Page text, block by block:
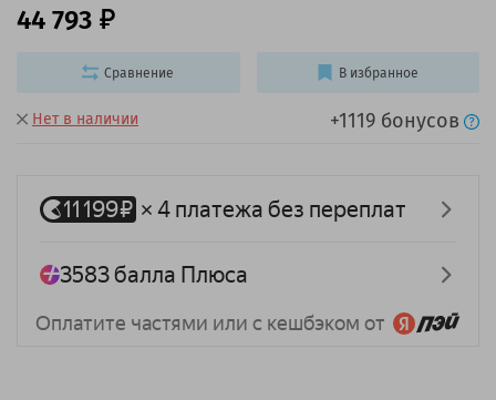
Нет в наличии +1119 бонусов
44 793
Сравнение В избранное